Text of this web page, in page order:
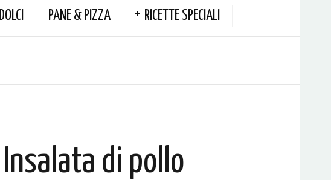
DOLCI PANE & PIZZA RICETTE SPECIALI
Insalata di pollo